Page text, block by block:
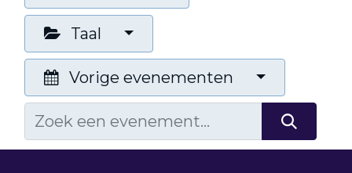
Taal
Vorige evenementen